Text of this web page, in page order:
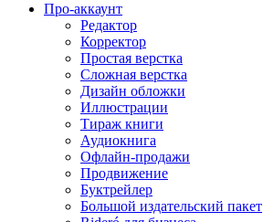
Про-аккаунт
Редактор
Корректор
Простая верстка
Сложная верстка
Дизайн обложки
Иллюстрации
Тираж книги
Аудиокнига
Офлайн-продажи
Продвижение
Буктрейлер
Большой издательский пакет